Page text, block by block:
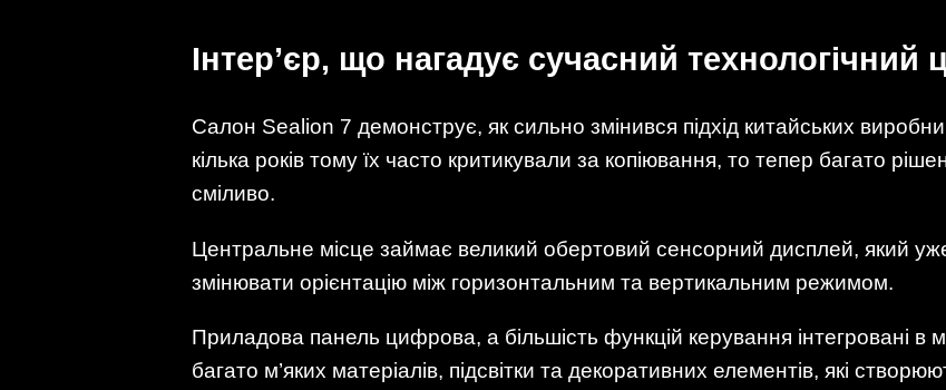
Інтер’єр, що нагадує сучасний технологічний
Салон Sealion 7 демонструє, як сильно змінився підхід китайських
кілька років тому їх часто критикували за копіювання, то тепер багато
сміливо.
Центральне місце займає великий обертовий сенсорний дисплей, який
змінювати орієнтацію між горизонтальним та вертикальним режимом.
Приладова панель цифрова, а більшість функцій керування інтегровані в
багато м’яких матеріалів, підсвітки та декоративних елементів, які